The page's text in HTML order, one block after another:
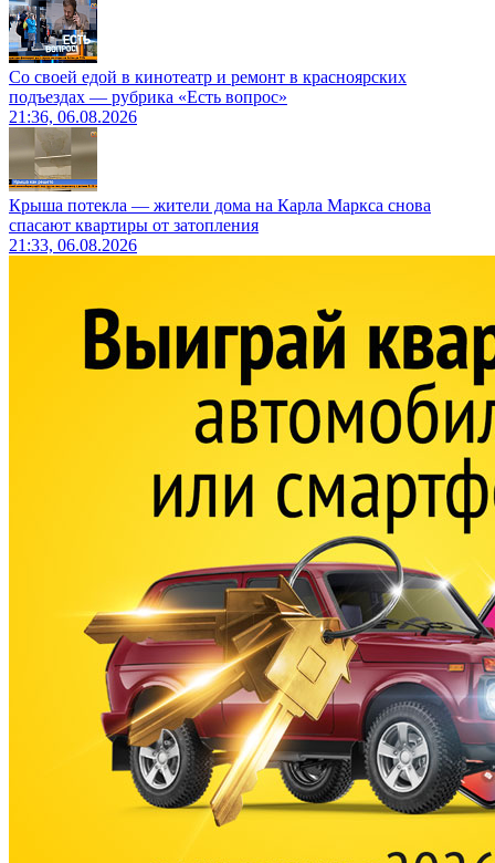
Со своей едой в кинотеатр и ремонт в красноярских
подъездах — рубрика «Есть вопрос»
21:36, 06.08.2026
Крыша потекла — жители дома на Карла Маркса снова
спасают квартиры от затопления
21:33, 06.08.2026